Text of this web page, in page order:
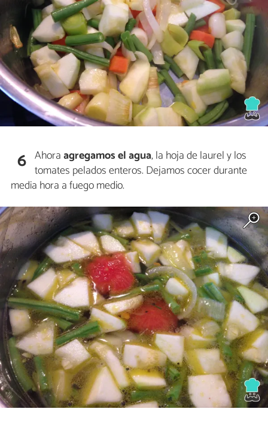
6 Ahoraagregamos el agua, la hoja de laurel y los
tomates pelados enteros. Dejamos cocer durante
media hora a fuego medio.